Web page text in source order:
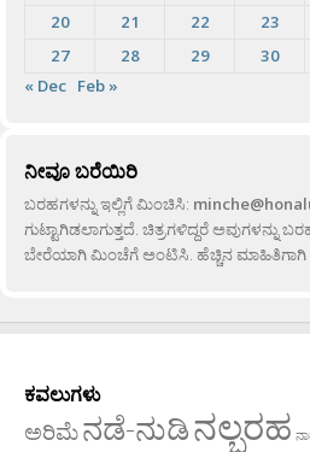
20
21 22 23
27
28 29 30
« Dec Feb »
ನೀವೂ ಬರೆಯಿರಿ
ಬರಹಗಳನ್ನು ಇಲ್ಲಿಗೆ ಮಿಂಚಿಸಿ:
ಗುಟ್ಟಾಗಿಡಲಾಗುತ್ತದೆ. ಚಿತ್ರಗಳಿದ್ದರೆ
ಬೇರೆಯಾಗಿ ಮಿಂಚೆಗೆ ಅಂಟಿಸಿ. ಹೆಚ್ಚಿನ ಮಾಹಿತಿಗಾಗಿ
ಕವಲುಗಳು
ಅರಿಮೆನಡೆ-ನುಡಿನಲ್ಬರಹ